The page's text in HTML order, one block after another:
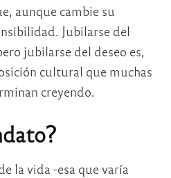
aunque cambie su
Jubilarse del
jubilarse del deseo es,
cultural que muchas
creyendo.
la vida -esa que varía